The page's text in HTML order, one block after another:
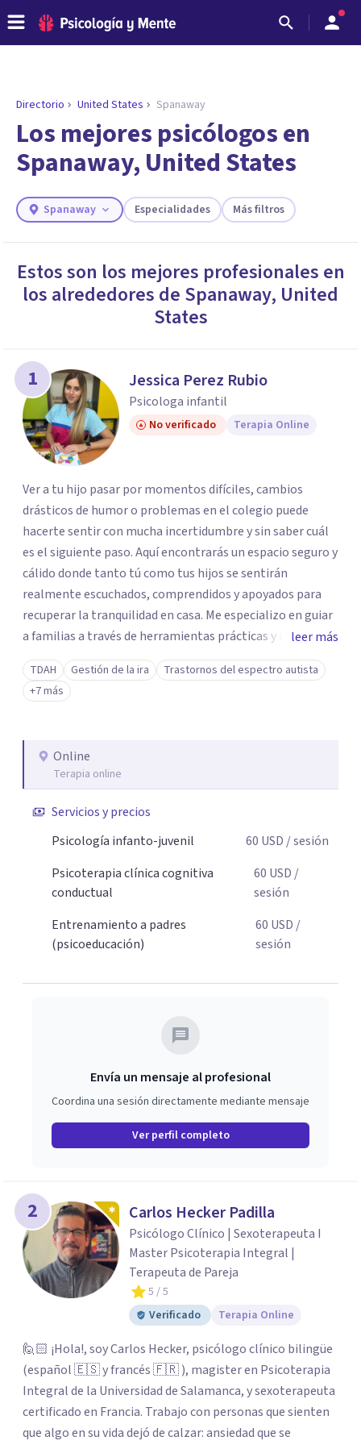
ENCONTRAR MI TERAPEUTA
¿Necesitas ayuda para encontrar el
psicólogo adecuado?
los profesionales que más se ajustan a tus
necesidades.
Responder cuestionario
Directorio United States Spanaway
Los mejores psicólogos en
Spanaway, United States
Spanaway Especialidades Más filtros
Estos son los mejores profesionales en
los alrededores de Spanaway, United
States
1 Jessica Perez Rubio
Psicologa infantil
No verificado Terapia Online
Ver a tu hijo pasar por momentos difíciles, cambios
drásticos de humor o problemas en el colegio puede
hacerte sentir con mucha incertidumbre y sin saber cuál
es el siguiente paso. Aquí encontrarás un espacio seguro y
cálido donde tanto tú como tus hijos se sentirán
realmente escuchados, comprendidos y apoyados para
recuperar la tranquilidad en casa. Me especializo en guiar
a familias a través de herramientas prácticas y dinámicas
adaptadas a la edad de cada menor, dejando de lado las
etiquetas y los tecnicismos. Mi forma de trabajar se
centra en entender las emociones que hay detrás del
necesaria para superar sus retos y fortaleciendo la
comunicación entre ustedes. Acompaño a niños y
adolescentes que están lidiando con la ansiedad, la
timidez, la rebeldía o dificultades escolares, así como a
educar sin perder la paciencia ni el control. Si estás listo
para dar el primer paso hacia una convivencia familiar
más armoniosa, agenda tu sesión y empecemos a
leer más
TDAH Gestión de la ira
Trastornos del espectro autista
+7 más
Online
Terapia online
Servicios y precios
Psicología infanto-juvenil
60 USD / sesión
Psicoterapia clínica cognitiva
conductual
60 USD /
sesión
Entrenamiento a padres
(psicoeducación)
60 USD /
sesión
Envía un mensaje al profesional
Coordina una sesión directamente mediante mensaje
Ver perfil completo
2 Carlos Hecker Padilla
Psicólogo Clínico | Sexoterapeuta I
Master Psicoterapia Integral |
Terapeuta de Pareja
5 / 5
Verificado
Terapia Online
🙋🏻 ¡Hola!, soy Carlos Hecker, psicólogo clínico bilingüe
(español 🇪🇸 y francés 🇫🇷 ), magister en Psicoterapia
Integral de la Universidad de Salamanca, y sexoterapeuta
certificado en Francia. Trabajo con personas que sienten
que algo en su vida dejó de calzar: ansiedad que se